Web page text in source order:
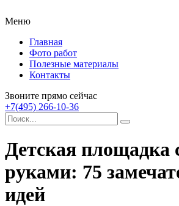
Меню
Главная
Фото работ
Полезные материалы
Контакты
Звоните прямо сейчас
+7(495) 266-10-36
Детская площадка
руками: 75
идей